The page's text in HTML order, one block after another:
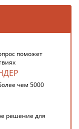
поможет
чем 5000
решение для